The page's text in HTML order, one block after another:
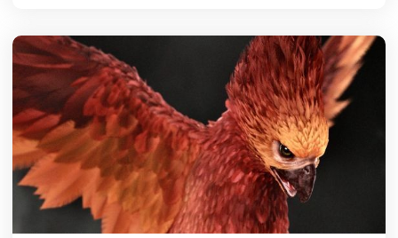
登录